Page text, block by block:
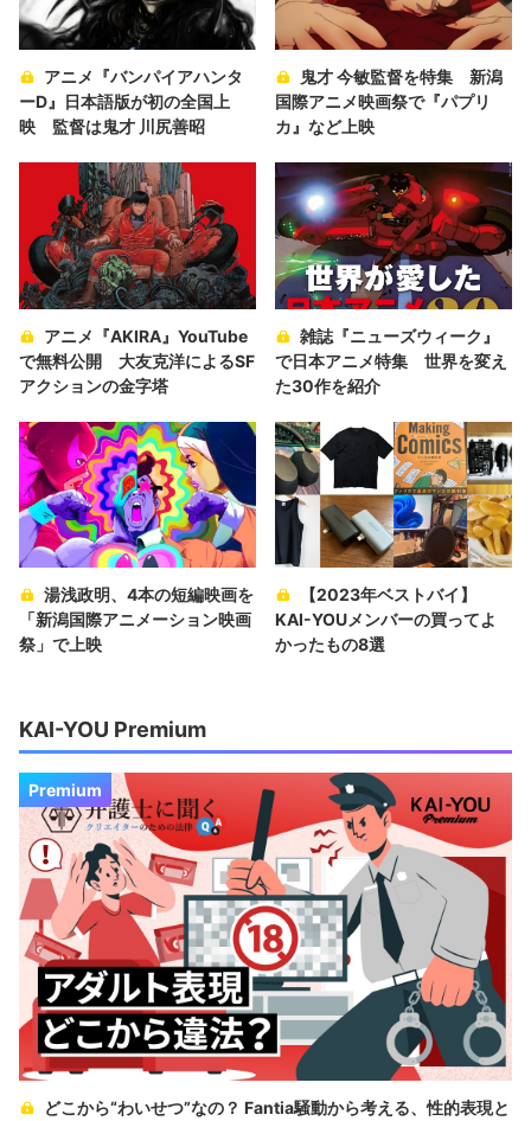
アニメ『バンパイアハンタ
ーD』日本語版が初の全国上
映 監督は鬼才 川尻善昭
鬼才 今敏監督を特集 新潟
国際アニメ映画祭で『パプリ
カ』など上映
アニメ『AKIRA』YouTube
で無料公開 大友克洋によるSF
アクションの金字塔
雑誌『ニューズウィーク』
で日本アニメ特集 世界を変え
た30作を紹介
湯浅政明、4本の短編映画を
「新潟国際アニメーション映画
祭」で上映
【2023年ベストバイ】
KAI-YOUメンバーの買ってよ
かったもの8選
KAI-YOU Premium
Premium
どこから“わいせつ”なの？ Fantia騒動から考える、性的表現と